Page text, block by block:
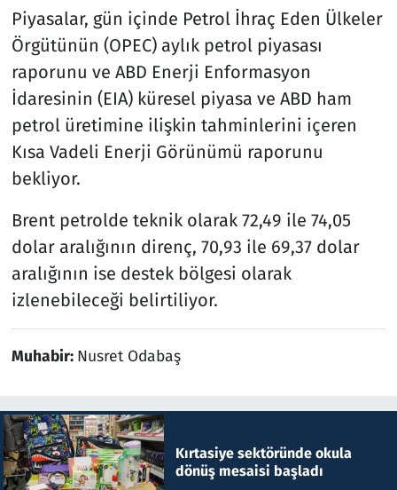
Piyasalar, gün içinde Petrol İhraç Eden Ülkeler
Örgütünün (OPEC) aylık petrol piyasası
raporunu ve ABD Enerji Enformasyon
İdaresinin (EIA) küresel piyasa ve ABD ham
petrol üretimine ilişkin tahminlerini içeren
Kısa Vadeli Enerji Görünümü raporunu
bekliyor.
Brent petrolde teknik olarak 72,49 ile 74,05
dolar aralığının direnç, 70,93 ile 69,37 dolar
aralığının ise destek bölgesi olarak
izlenebileceği belirtiliyor.
Muhabir: Nusret Odabaş
Kırtasiye sektöründe okula
dönüş mesaisi başladı